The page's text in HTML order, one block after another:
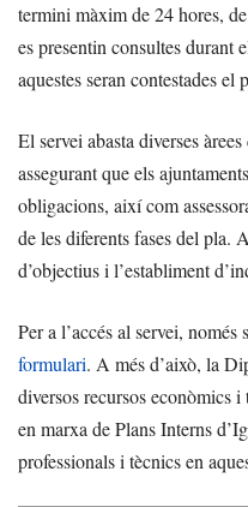
termini màxim de 24 hores,
es presentin consultes durant
aquestes seran contestades el
El servei abasta diverses
assegurant que els
obligacions, així com
de les diferents fases del
d’objectius i l’establiment
Per a l’accés al servei, només
formulari. A més d’això, la
diversos recursos econòmics
en marxa de Plans Interns
professionals i tècnics en